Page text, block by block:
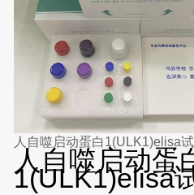
人自噬启动蛋白1(ULK1)elisa
人自噬启动蛋
1(ULK1)elisa